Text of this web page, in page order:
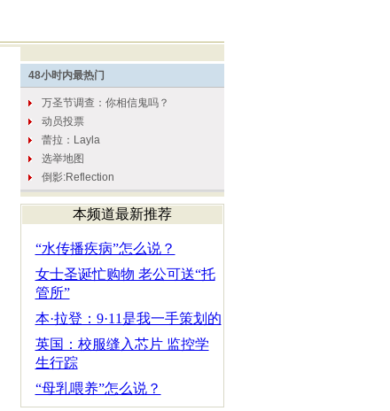
本频道最新推荐
“水传播疾病”怎么说？
女士圣诞忙购物 老公可送“托
管所”
本·拉登：9·11是我一手策划的
英国：校服缝入芯片 监控学
生行踪
“母乳喂养”怎么说？